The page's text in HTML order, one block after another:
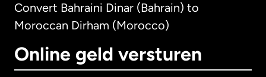
Convert Bahraini Dinar (Bahrain) to
Moroccan Dirham (Morocco)
Online geld versturen